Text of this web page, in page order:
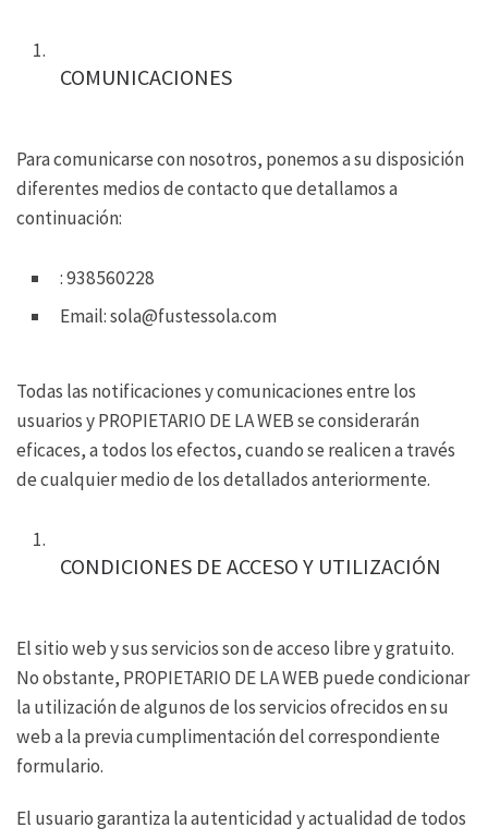
COMUNICACIONES
Para comunicarse con nosotros, ponemos a su disposición
diferentes medios de contacto que detallamos a
continuación:
: 938560228
Email: sola@fustessola.com
Todas las notificaciones y comunicaciones entre los
usuarios y PROPIETARIO DE LA WEB se considerarán
eficaces, a todos los efectos, cuando se realicen a través
de cualquier medio de los detallados anteriormente.
CONDICIONES DE ACCESO Y UTILIZACIÓN
El sitio web y sus servicios son de acceso libre y gratuito.
No obstante, PROPIETARIO DE LA WEB puede condicionar
la utilización de algunos de los servicios ofrecidos en su
web a la previa cumplimentación del correspondiente
formulario.
El usuario garantiza la autenticidad y actualidad de todos